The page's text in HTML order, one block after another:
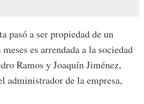
pasó a ser propiedad de un
es arrendada a la sociedad
Ramos y Joaquín Jiménez,
administrador de la empresa,